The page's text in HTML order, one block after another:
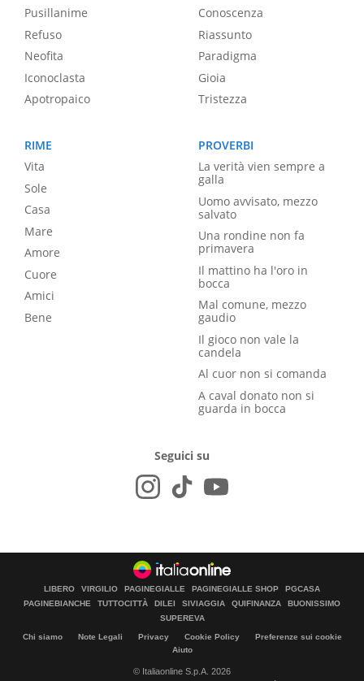
Pusillanime
Refuso
Neofita
Iconoclasta
Apotropaico
Conoscenza
Riassunto
Paradigma
Gioia
Tristezza
RIME
Vita
Sole
Casa
Mare
Amore
Cuore
Amici
Bene
PROVERBI
La verità vien sempre a
galla
Uomo avvisato, mezzo
salvato
Una rondine non fa
primavera
Il mattino ha l'oro in
bocca
Mal comune, mezzo
gaudio
Il gioco non vale la
candela
Al cuor non si comanda
A caval donato non si
guarda in bocca
Seguici su
LIBERO VIRGILIO PAGINEGIALLE PAGINEGIALLE SHOP
PGCASA
PAGINEBIANCHE
TUTTOCITTÀ DILEI SIVIAGGIA QUIFINANZA
BUONISSIMO
SUPEREVA
Chi siamo Note Legali Privacy Cookie Policy
Preferenze sui cookie
Aiuto
© Italiaonline S.p.A. 2026